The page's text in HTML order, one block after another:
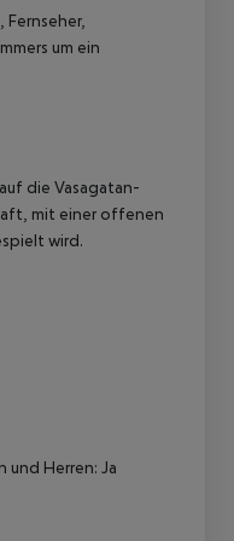
um ein
die Vasagatan-
mit einer offenen
wird.
und Herren: Ja